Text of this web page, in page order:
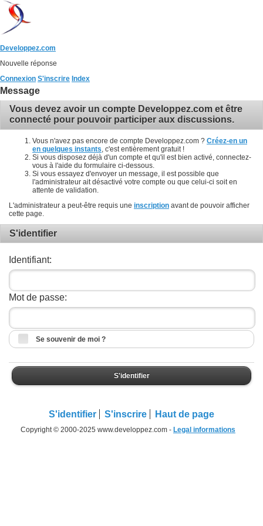
Developpez.com
Nouvelle réponse
Connexion S'inscrire Index
Message
Vous devez avoir un compte Developpez.com et être
connecté pour pouvoir participer aux discussions.
Vous n'avez pas encore de compte Developpez.com ? Créez-en un
en quelques instants , c'est entièrement gratuit !
Si vous disposez déjà d'un compte et qu'il est bien activé, connectez-
vous à l'aide du formulaire ci-dessous.
Si vous essayez d'envoyer un message, il est possible que
l'administrateur ait désactivé votre compte ou que celui-ci soit en
attente de validation.
L'administrateur a peut-être requis une inscription avant de pouvoir afficher
cette page.
S'identifier
Identifiant:
Mot de passe:
Se souvenir de moi ?
S'identifier
S'identifier S'inscrire Haut de page
Copyright © 2000-2025 www.developpez.com - Legal informations